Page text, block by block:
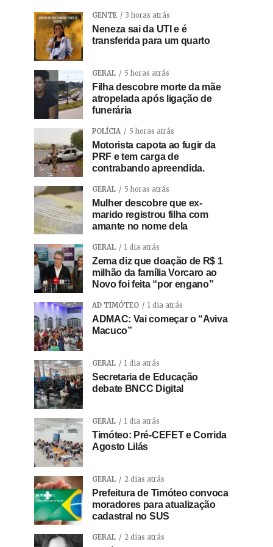
GENTE 3 horas atrás
Neneza sai da UTI e é
transferida para um quarto
GERAL 5 horas atrás
Filha descobre morte da mãe
atropelada após ligação de
funerária
POLÍCIA 5 horas atrás
Motorista capota ao fugir da
PRF e tem carga de
contrabando apreendida.
GERAL 5 horas atrás
Mulher descobre que ex-
marido registrou filha com
amante no nome dela
GERAL 1 dia atrás
Zema diz que doação de R$ 1
milhão da família Vorcaro ao
Novo foi feita “por engano”
AD TIMÓTEO 1 dia atrás
ADMAC: Vai começar o “Aviva
Macuco”
GERAL 1 dia atrás
Secretaria de Educação
debate BNCC Digital
GERAL 1 dia atrás
Timóteo: Pré-CEFET e Corrida
Agosto Lilás
GERAL 2 dias atrás
Prefeitura de Timóteo convoca
moradores para atualização
cadastral no SUS
GERAL 2 dias atrás